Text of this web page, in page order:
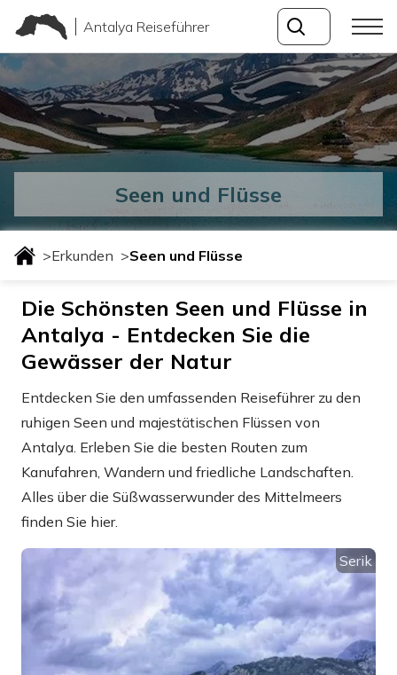
Antalya Reiseführer
Seen und Flüsse
>Erkunden >Seen und Flüsse
Die Schönsten Seen und Flüsse in
Antalya - Entdecken Sie die
Gewässer der Natur
Entdecken Sie den umfassenden Reiseführer zu den
ruhigen Seen und majestätischen Flüssen von
Antalya. Erleben Sie die besten Routen zum
Kanufahren, Wandern und friedliche Landschaften.
Alles über die Süßwasserwunder des Mittelmeers
finden Sie hier.
Serik